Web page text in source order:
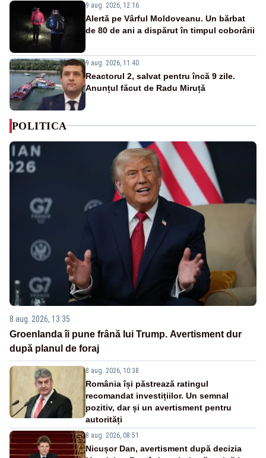
9 aug. 2026, 12:16
Alertă pe Vârful Moldoveanu. Un bărbat
de 80 de ani a dispărut în timpul coborârii
9 aug. 2026, 11:40
Reactorul 2, salvat pentru încă 9 zile.
Anunțul făcut de Radu Miruță
POLITICA
8 aug. 2026, 13:35
Groenlanda îi pune frână lui Trump. Avertisment dur
după planul de foraj
8 aug. 2026, 10:38
România își păstrează ratingul
recomandat investițiilor. Un semnal
pozitiv, dar și un avertisment pentru
autorități
8 aug. 2026, 08:51
Nicușor Dan, avertisment după decizia